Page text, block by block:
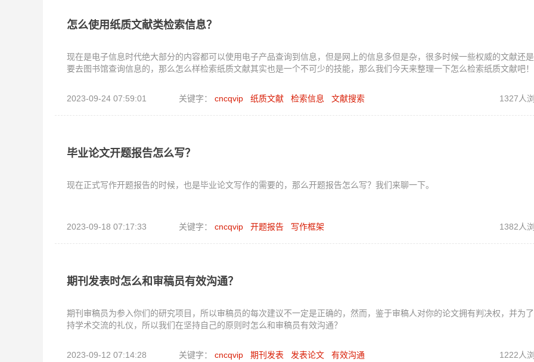
怎么使用纸质文献类检索信息？
现在是电子信息时代绝大部分的内容都可以使用电子产品查询到信息，但是网上的信息多但是杂，很多时候一些权威的文献还
要去图书馆查询信息的，那么怎么样检索纸质文献其实也是一个不可少的技能，那么我们今天来整理一下怎么检索纸质文献吧！
2023-09-24 07:59:01 关键字： cncqvip 纸质文献 检索信息 文献搜索 1327人
毕业论文开题报告怎么写？
现在正式写作开题报告的时候，也是毕业论文写作的需要的，那么开题报告怎么写？我们来聊一下。
2023-09-18 07:17:33 关键字： cncqvip 开题报告 写作框架 1382人
期刊发表时怎么和审稿员有效沟通？
期刊审稿员为参入你们的研究项目，所以审稿员的每次建议不一定是正确的，然而，鉴于审稿人对你的论文拥有判决权，并为
持学术交流的礼仪，所以我们在坚持自己的原则时怎么和审稿员有效沟通？
2023-09-12 07:14:28 关键字： cncqvip 期刊发表 发表论文 有效沟通 1222人